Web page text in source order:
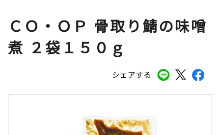
シェアする
ＣＯ・ＯＰ 骨取り鯖の味噌
煮 ２袋１５０ｇ